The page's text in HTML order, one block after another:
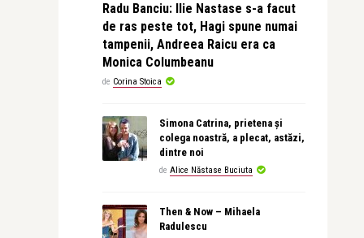
Radu Banciu: Ilie Nastase s-a facut
de ras peste tot, Hagi spune numai
tampenii, Andreea Raicu era ca
Monica Columbeanu
de Corina Stoica
Simona Catrina, prietena și
colega noastră, a plecat, astăzi,
dintre noi
de Alice Năstase Buciuta
Then & Now – Mihaela
Radulescu